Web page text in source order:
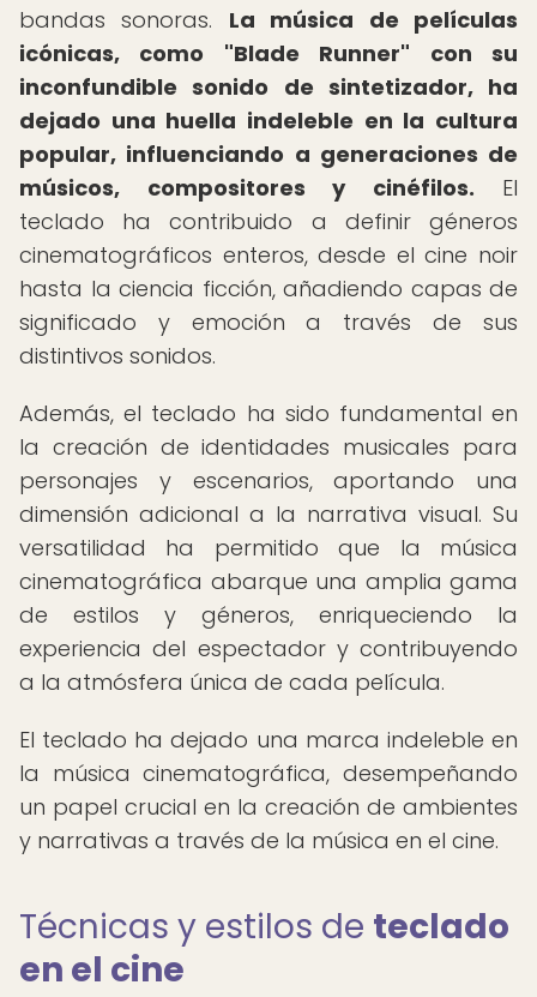
bandas sonoras. La música de películas
icónicas, como "Blade Runner" con su
inconfundible sonido de sintetizador, ha
dejado una huella indeleble en la cultura
popular, influenciando a generaciones de
músicos, compositores y cinéfilos. El
teclado ha contribuido a definir géneros
cinematográficos enteros, desde el cine noir
hasta la ciencia ficción, añadiendo capas de
significado y emoción a través de sus
distintivos sonidos.
Además, el teclado ha sido fundamental en
la creación de identidades musicales para
personajes y escenarios, aportando una
dimensión adicional a la narrativa visual. Su
versatilidad ha permitido que la música
cinematográfica abarque una amplia gama
de estilos y géneros, enriqueciendo la
experiencia del espectador y contribuyendo
a la atmósfera única de cada película.
El teclado ha dejado una marca indeleble en
la música cinematográfica, desempeñando
un papel crucial en la creación de ambientes
y narrativas a través de la música en el cine.
Técnicas y estilos de teclado
en el cine